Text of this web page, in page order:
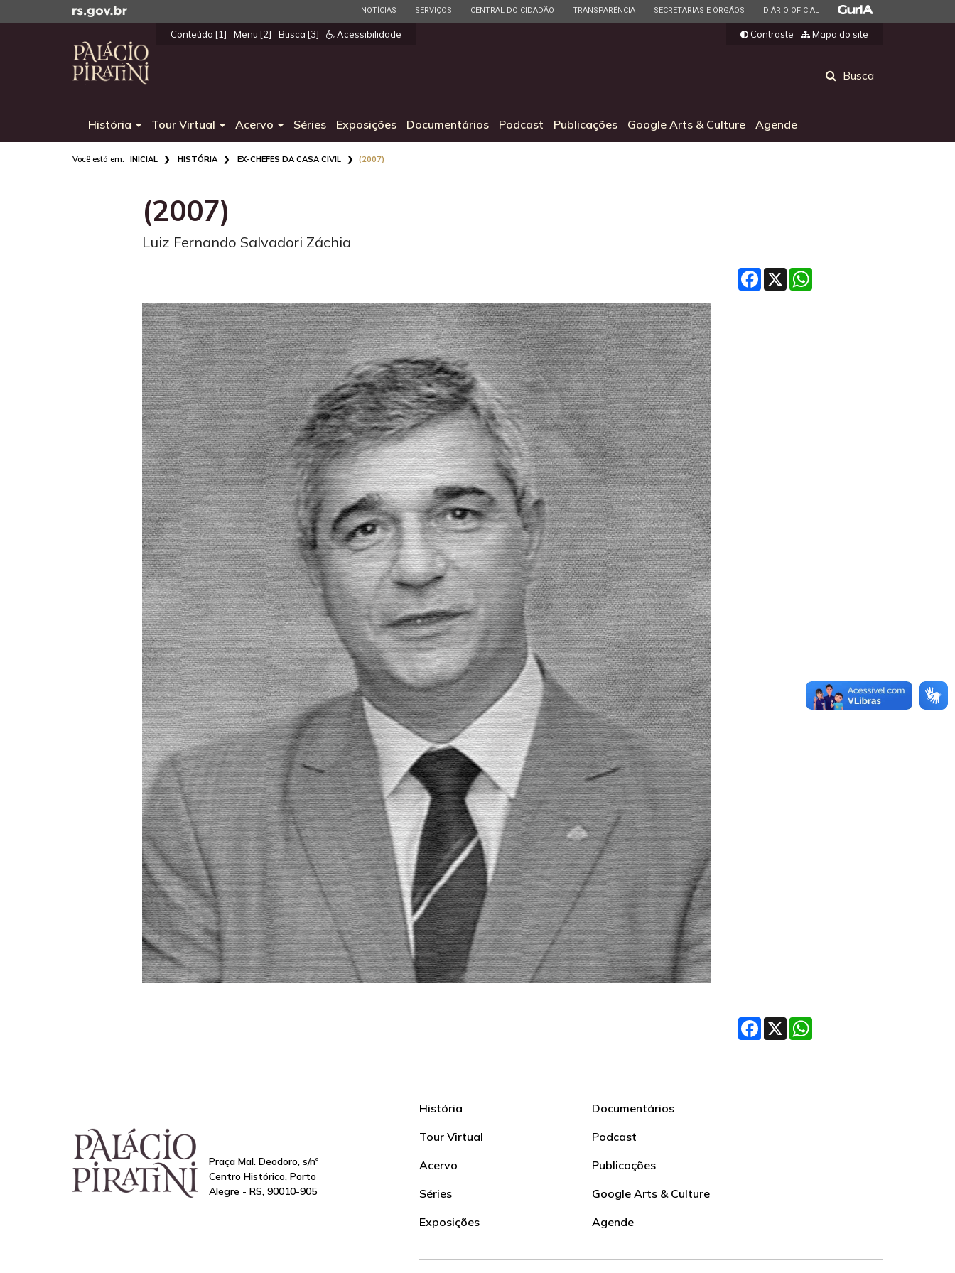
para
Ir
ESTADO
NOTÍCIAS ESTADO
SERVIÇOS ESTADO
CENTRAL DO CIDADÃO ESTADO
TRANSPARÊNCIA ESTADO
SECRETARIAS E ÓRGÃOS ESTADO
DIÁRIO OFICIAL ESTADO
Conteúdo [1] Menu [2] Busca [3] Acessibilidade Contraste Mapa do site
História Tour Virtual Acervo Séries Exposições Documentários Podcast Publicações Google Arts & Culture Agende
AbrirBusca
INICIAL HISTÓRIA EX-CHEFES DA CASA CIVIL (2007)
(2007)
Luiz Fernando Salvadori Záchia
Facebook
X WhatsApp
Facebook
X WhatsApp
Praça Mal. Deodoro, s/nº
Centro Histórico, Porto
Alegre - RS, 90010-905
História
Tour Virtual
Acervo
Séries
Exposições
Documentários
Podcast
Publicações
Google Arts & Culture
Agende